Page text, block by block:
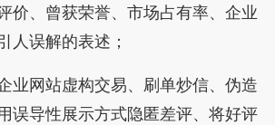
价、曾获荣誉、市场占有率、企业
人误解的表述；
业网站虚构交易、刷单炒信、伪造
误导性展示方式隐匿差评、将好评